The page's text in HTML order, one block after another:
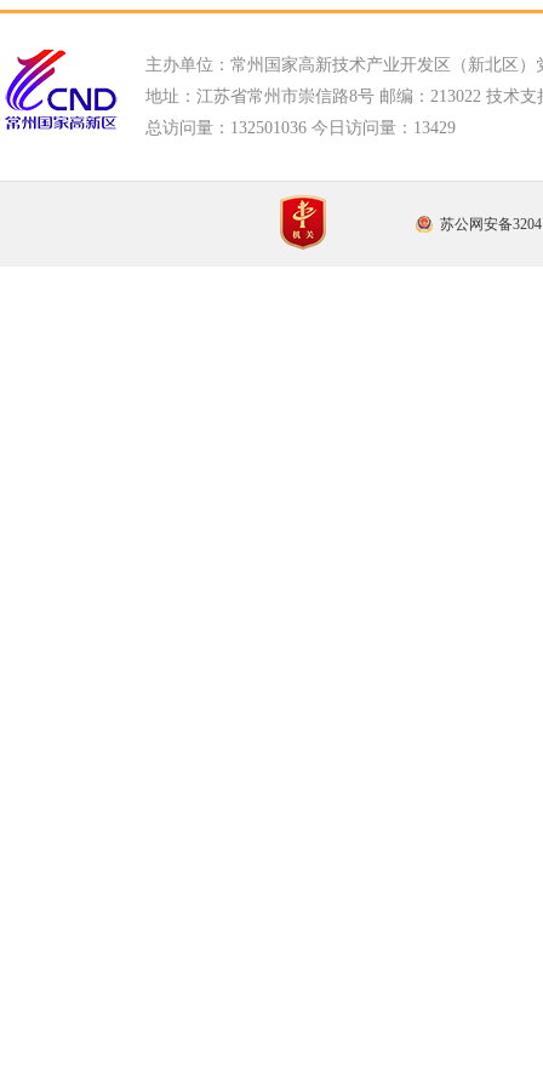
主办单位：常州国家高新技术产业开发区（新北区）
地址：江苏省常州市崇信路8号 邮编：213022 技术支
总访问量： 132501036 今日访问量： 13429
苏公网安备